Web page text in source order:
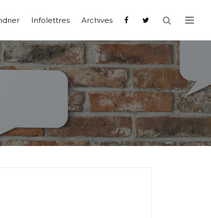
Infolettres Archives